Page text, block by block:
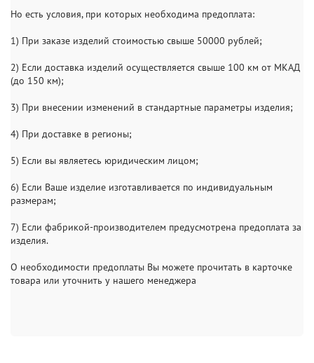
Но есть условия, при которых необходима предоплата:
1) При заказе изделий стоимостью свыше 50000 рублей;
2) Если доставка изделий осуществляется свыше 100 км от МКАД
(до 150 км);
3) При внесении изменений в стандартные параметры изделия;
4) При доставке в регионы;
5) Если вы являетесь юридическим лицом;
6) Если Ваше изделие изготавливается по индивидуальным
размерам;
7) Если фабрикой-производителем предусмотрена предоплата за
изделия.
О необходимости предоплаты Вы можете прочитать в карточке
товара или уточнить у нашего менеджера